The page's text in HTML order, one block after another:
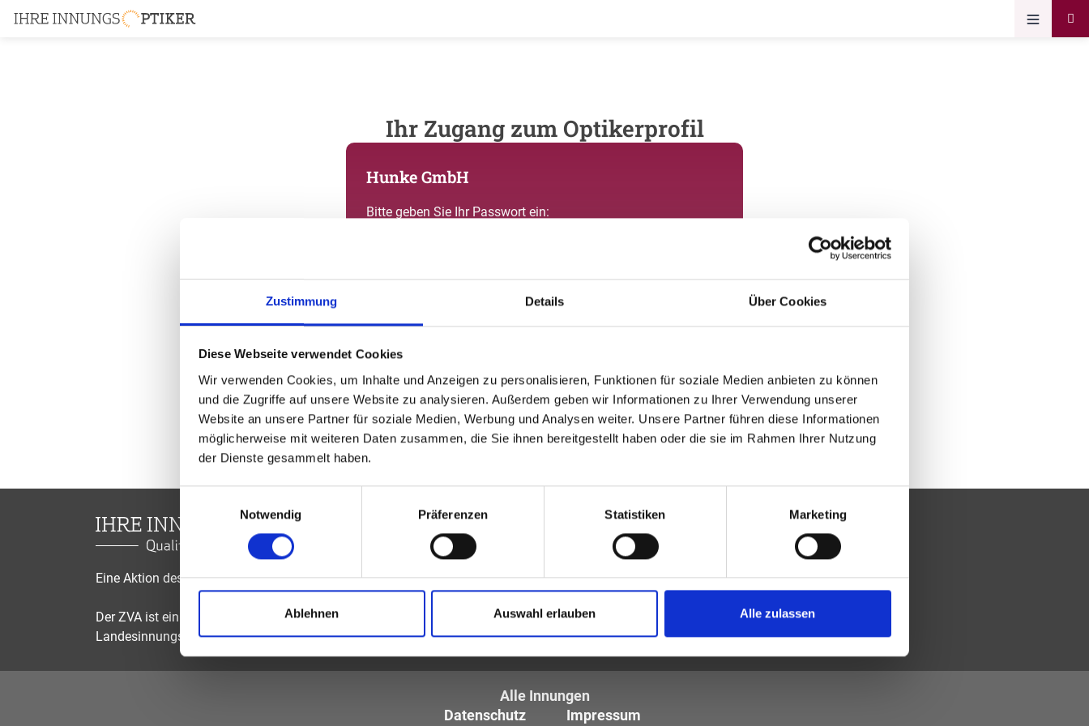
Zustimmung Details Über Cookies
Diese Webseite verwendet Cookies
Wir verwenden Cookies, um Inhalte und Anzeigen zu personalisieren, Funktionen für soziale Medien anbieten zu können
und die Zugriffe auf unsere Website zu analysieren. Außerdem geben wir Informationen zu Ihrer Verwendung unserer
Website an unsere Partner für soziale Medien, Werbung und Analysen weiter. Unsere Partner führen diese Informationen
möglicherweise mit weiteren Daten zusammen, die Sie ihnen bereitgestellt haben oder die sie im Rahmen Ihrer Nutzung
der Dienste gesammelt haben.
Notwendig
Präferenzen Statistiken Marketing
Ablehnen Auswahl erlauben Alle zulassen
Ihr Zugang zum Optikerprofil
Hunke GmbH
Bitte geben Sie Ihr Passwort ein:
Sie sind nicht Hunke GmbH? Zur allgemeinen Suche.
Eine Aktion des Zentralverbandes der Augenoptiker und Optometristen (ZVA)
Der ZVA ist ein Bundesinnungsverband, seine Mitglieder sind die
Landesinnungsverbände und Landesinnungen des Augenoptikerhandwerks.
Alle Innungen
Datenschutz
Impressum